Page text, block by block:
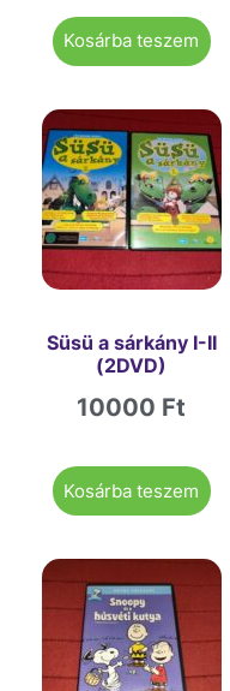
Kosárba teszem
Süsü a sárkány I-II
(2DVD)
10000 Ft
Kosárba teszem